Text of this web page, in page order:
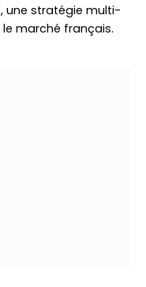
une stratégie multi-
marché français.